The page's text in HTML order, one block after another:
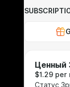
Ценный
$1.29 per
Статус